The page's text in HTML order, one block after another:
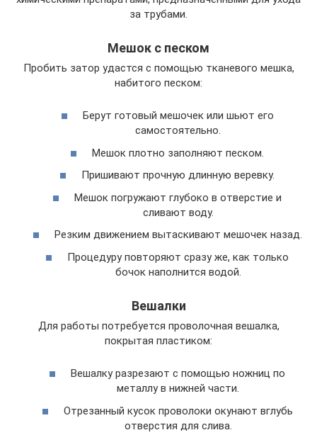
за трубами.
Мешок с песком
Пробить затор удастся с помощью тканевого мешка,
набитого песком:
Берут готовый мешочек или шьют его
самостоятельно.
Мешок плотно заполняют песком.
Пришивают прочную длинную веревку.
Мешок погружают глубоко в отверстие и
сливают воду.
Резким движением вытаскивают мешочек назад.
Процедуру повторяют сразу же, как только
бочок наполнится водой.
Вешалки
Для работы потребуется проволочная вешалка,
покрытая пластиком:
Вешалку разрезают с помощью ножниц по
металлу в нижней части.
Отрезанный кусок проволоки окунают вглубь
отверстия для слива.